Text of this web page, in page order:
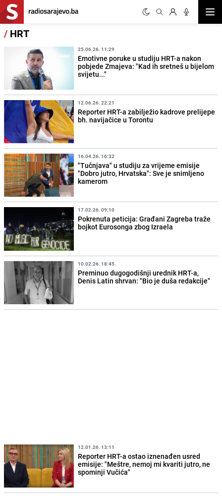
/ HRT
25.06.26. 11:29
Emotivne poruke u studiju HRT-a nakon
pobjede Zmajeva: "Kad ih sretneš u bijelom
svijetu..."
12.06.26. 22:21
Reporter HRT-a zabilježio kadrove prelijepe
bh. navijačice u Torontu
16.04.26. 16:32
"Tučnjava" u studiju za vrijeme emisije
"Dobro jutro, Hrvatska": Sve je snimljeno
kamerom
17.02.26. 09:10
Pokrenuta peticija: Građani Zagreba traže
bojkot Eurosonga zbog Izraela
10.02.26. 18:45
Preminuo dugogodišnji urednik HRT-a,
Denis Latin shrvan: "Bio je duša redakcije"
12.01.26. 13:11
Reporter HRT-a ostao iznenađen usred
emisije: "Meštre, nemoj mi kvariti jutro, ne
spominji Vučića"